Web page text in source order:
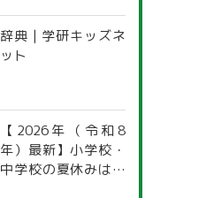
辞典 | 学研キッズネ
ット
【2026年（令和8
年）最新】小学校・
中学校の夏休みはい